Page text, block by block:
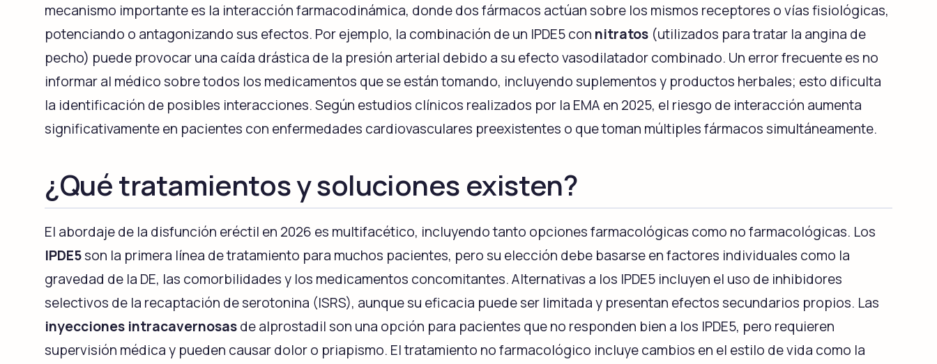
Rapamicina
mecanismo importante es la interacción farmacodinámica, donde dos fármacos actúan sobre los mismos receptores o vías fisiológicas,
potenciando o antagonizando sus efectos. Por ejemplo, la combinación de un IPDE5 con nitratos (utilizados para tratar la angina de
pecho) puede provocar una caída drástica de la presión arterial debido a su efecto vasodilatador combinado. Un error frecuente es no
informar al médico sobre todos los medicamentos que se están tomando, incluyendo suplementos y productos herbales; esto dificulta
la identificación de posibles interacciones. Según estudios clínicos realizados por la EMA en 2025, el riesgo de interacción aumenta
significativamente en pacientes con enfermedades cardiovasculares preexistentes o que toman múltiples fármacos simultáneamente.
¿Qué tratamientos y soluciones existen?
El abordaje de la disfunción eréctil en 2026 es multifacético, incluyendo tanto opciones farmacológicas como no farmacológicas. Los
IPDE5son la primera línea de tratamiento para muchos pacientes, pero su elección debe basarse en factores individuales como la
gravedad de la DE, las comorbilidades y los medicamentos concomitantes. Alternativas a los IPDE5 incluyen el uso de inhibidores
selectivos de la recaptación de serotonina (ISRS), aunque su eficacia puede ser limitada y presentan efectos secundarios propios. Las
inyecciones intracavernosasde alprostadil son una opción para pacientes que no responden bien a los IPDE5, pero requieren
supervisión médica y pueden causar dolor o priapismo. El tratamiento no farmacológico incluye cambios en el estilo de vida como la